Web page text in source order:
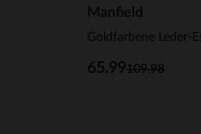
Manfield
109.98
65.99